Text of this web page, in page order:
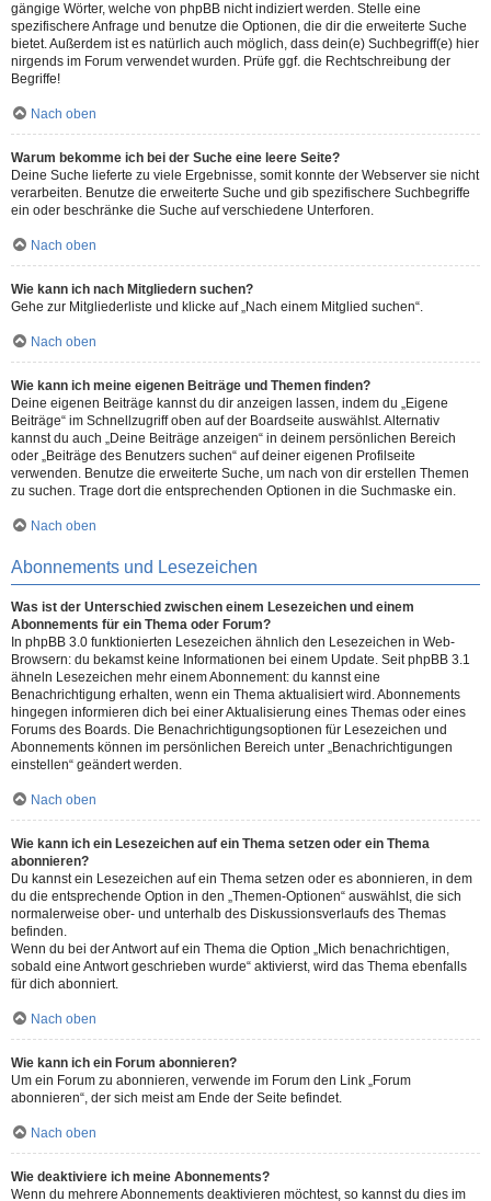
gängige Wörter, welche von phpBB nicht indiziert werden. Stelle eine
spezifischere Anfrage und benutze die Optionen, die dir die erweiterte Suche
bietet. Außerdem ist es natürlich auch möglich, dass dein(e) Suchbegriff(e) hier
nirgends im Forum verwendet wurden. Prüfe ggf. die Rechtschreibung der
Begriffe!
Nach oben
Warum bekomme ich bei der Suche eine leere Seite?
Deine Suche lieferte zu viele Ergebnisse, somit konnte der Webserver sie nicht
verarbeiten. Benutze die erweiterte Suche und gib spezifischere Suchbegriffe
ein oder beschränke die Suche auf verschiedene Unterforen.
Nach oben
Wie kann ich nach Mitgliedern suchen?
Gehe zur Mitgliederliste und klicke auf „Nach einem Mitglied suchen“.
Nach oben
Wie kann ich meine eigenen Beiträge und Themen finden?
Deine eigenen Beiträge kannst du dir anzeigen lassen, indem du „Eigene
Beiträge“ im Schnellzugriff oben auf der Boardseite auswählst. Alternativ
kannst du auch „Deine Beiträge anzeigen“ in deinem persönlichen Bereich
oder „Beiträge des Benutzers suchen“ auf deiner eigenen Profilseite
verwenden. Benutze die erweiterte Suche, um nach von dir erstellen Themen
zu suchen. Trage dort die entsprechenden Optionen in die Suchmaske ein.
Nach oben
Abonnements und Lesezeichen
Was ist der Unterschied zwischen einem Lesezeichen und einem
Abonnements für ein Thema oder Forum?
In phpBB 3.0 funktionierten Lesezeichen ähnlich den Lesezeichen in Web-
Browsern: du bekamst keine Informationen bei einem Update. Seit phpBB 3.1
ähneln Lesezeichen mehr einem Abonnement: du kannst eine
Benachrichtigung erhalten, wenn ein Thema aktualisiert wird. Abonnements
hingegen informieren dich bei einer Aktualisierung eines Themas oder eines
Forums des Boards. Die Benachrichtigungsoptionen für Lesezeichen und
Abonnements können im persönlichen Bereich unter „Benachrichtigungen
einstellen“ geändert werden.
Nach oben
Wie kann ich ein Lesezeichen auf ein Thema setzen oder ein Thema
abonnieren?
Du kannst ein Lesezeichen auf ein Thema setzen oder es abonnieren, in dem
du die entsprechende Option in den „Themen-Optionen“ auswählst, die sich
normalerweise ober- und unterhalb des Diskussionsverlaufs des Themas
befinden.
Wenn du bei der Antwort auf ein Thema die Option „Mich benachrichtigen,
sobald eine Antwort geschrieben wurde“ aktivierst, wird das Thema ebenfalls
für dich abonniert.
Nach oben
Wie kann ich ein Forum abonnieren?
Um ein Forum zu abonnieren, verwende im Forum den Link „Forum
abonnieren“, der sich meist am Ende der Seite befindet.
Nach oben
Wie deaktiviere ich meine Abonnements?
Wenn du mehrere Abonnements deaktivieren möchtest, so kannst du dies im